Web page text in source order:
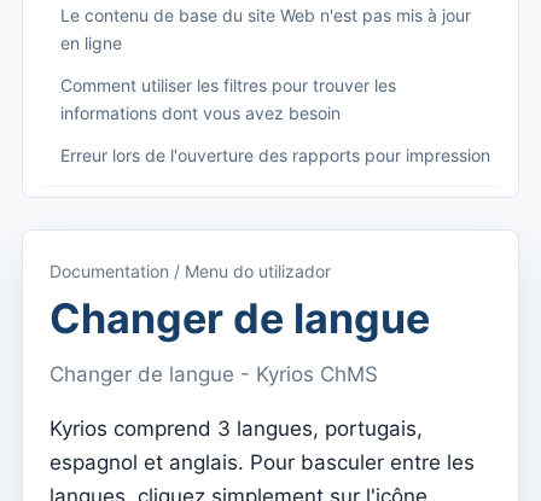
Le contenu de base du site Web n'est pas mis à jour
en ligne
Comment utiliser les filtres pour trouver les
informations dont vous avez besoin
Erreur lors de l'ouverture des rapports pour impression
Menu principal (applications)
Basculer entre les abonnements
Dashboard
Tableau de bord
Documentation / Menu do utilizador
Changer de langue
Changer de langue - Kyrios ChMS
Kyrios comprend 3 langues, portugais,
espagnol et anglais. Pour basculer entre les
langues, cliquez simplement sur l'icône